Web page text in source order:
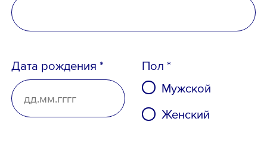
Дата рождения *
Пол *
Мужской
Женский